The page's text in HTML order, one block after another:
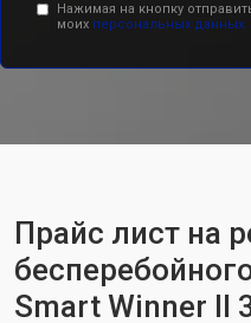
Нажимая на кнопку
моих персональных данных.
Прайс лист на
Smart Winner II